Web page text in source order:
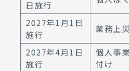
日施行
2027年1月1日
施行
業務上
2027年4月1日
施行
個人事
付け